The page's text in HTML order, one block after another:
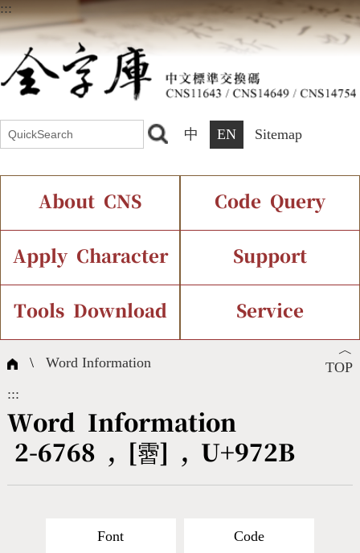
:::
中 EN Sitemap
About CNS
Introduction Current Status
Chinese Code Status
Terms
International Org.
Code Query
IDS Query
Components Query
Composite Query
Bopomofo Query
Cang-Jie Query
Apply Character
Application Process
Support
Font Instant Display
Character Creation
CNS Authorization
Tools Download
Character Create Tools
Fonts Download
Service
FAQ
Satisfaction Survey
︿
TOP
\Word Information
:::
Word Information
2-6768 , [霫] , U+972B
Font Code